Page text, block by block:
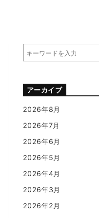
アーカイブ
2026年8月
2026年7月
2026年6月
2026年5月
2026年4月
2026年3月
2026年2月